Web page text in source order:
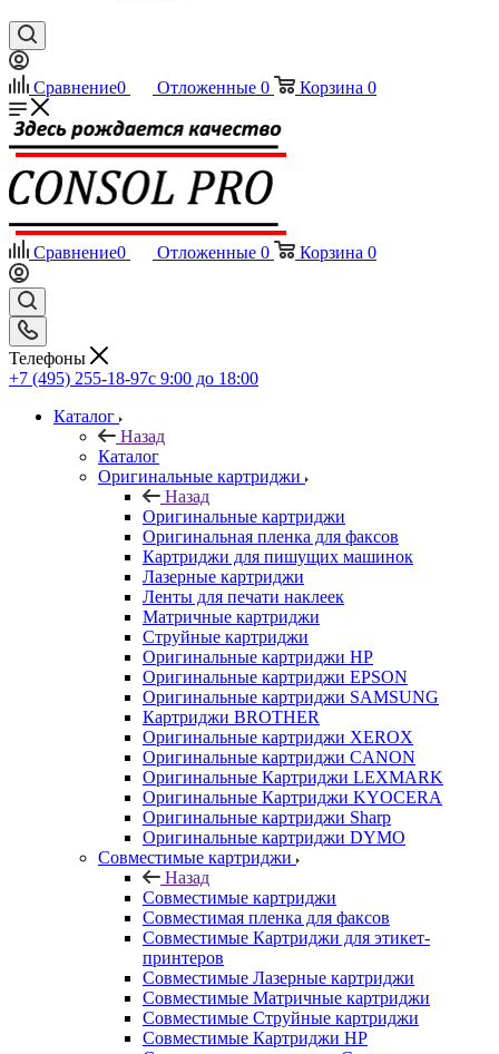
Сравнение0 Отложенные 0 Корзина 0
Сравнение0 Отложенные 0 Корзина 0
Телефоны
+7 (495) 255-18-97с 9:00 до 18:00
Каталог
Назад
Каталог
Оригинальные картриджи
Назад
Оригинальные картриджи
Оригинальная пленка для факсов
Картриджи для пишущих машинок
Лазерные картриджи
Ленты для печати наклеек
Матричные картриджи
Струйные картриджи
Оригинальные картриджи HP
Оригинальные картриджи EPSON
Оригинальные картриджи SAMSUNG
Картриджи BROTHER
Оригинальные картриджи XEROX
Оригинальные картриджи CANON
Оригинальные Картриджи LEXMARK
Оригинальные Картриджи KYOCERA
Оригинальные картриджи Sharp
Оригинальные картриджи DYMO
Совместимые картриджи
Назад
Совместимые картриджи
Совместимая пленка для факсов
Совместимые Картриджи для этикет-
принтеров
Совместимые Лазерные картриджи
Совместимые Матричные картриджи
Совместимые Струйные картриджи
Совместимые Картриджи HP